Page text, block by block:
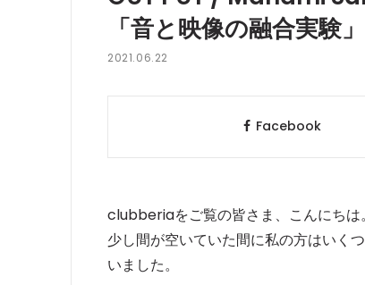
「音と映像の融合実
2021.06.22
Facebook
clubberiaをご覧の皆さま、こんにちは
少し間が空いていた間に私の方はいく
いました。